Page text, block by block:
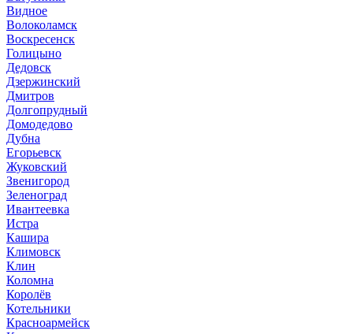
Видное
Волоколамск
Воскресенск
Голицыно
Дедовск
Дзержинский
Дмитров
Долгопрудный
Домодедово
Дубна
Егорьевск
Жуковский
Звенигород
Зеленоград
Ивантеевка
Истра
Кашира
Климовск
Клин
Коломна
Королёв
Котельники
Красноармейск